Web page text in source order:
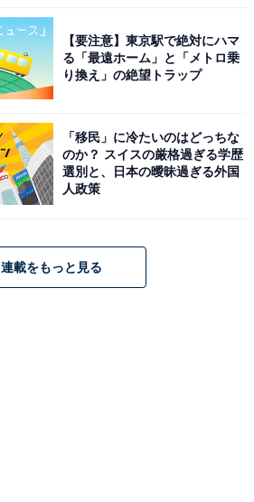
【要注意】東京駅で絶対にハマ
る「最遠ホーム」と「メトロ乗
り換え」の絶望トラップ
「移民」に冷たいのはどっちな
のか？ スイスの厳格過ぎる学歴
選別と、日本の曖昧過ぎる外国
人政策
連載をもっと見る